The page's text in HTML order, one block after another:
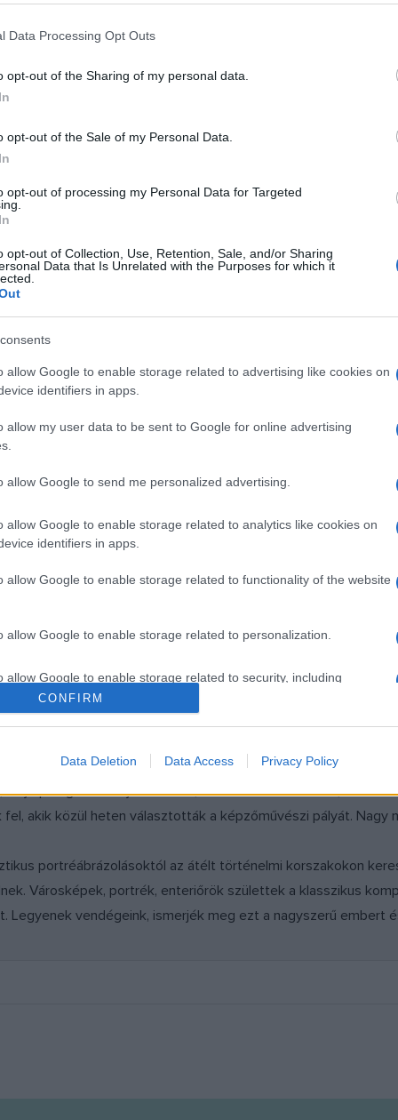
Data Processing Opt Outs
opt-out of the Sharing of my personal data.
opt-out of the Sale of my Personal Data.
opt-out of processing my Personal Data for Targeted
opt-out of Collection, Use, Retention, Sale, and/or Sharing
Data that Is Unrelated with the Purposes for which it
allow Google to enable storage related to advertising like cookies on
identifiers in apps.
allow my user data to be sent to Google for online advertising
allow Google to send me personalized advertising.
allow Google to enable storage related to analytics like cookies on
identifiers in apps.
allow Google to enable storage related to functionality of the website
allow Google to enable storage related to personalization.
allow Google to enable storage related to security, including
functionality and fraud prevention, and other user protection.
CONFIRM
Data Deletion Data Access Privacy Policy
részlegének élén olyan vezető áll
fontosnak tartja a művészet szerepét, jelenlétét és súlyát
szorul, és bemutatkozási lehetőséget kell neki adni. Ez
az állam, az arisztokrácia és később a nagyvállalatok és a
támogatásában a Bank Center igazgatója,
Breznay Pál, Balla Attila, Kentaur, Székács Zoltán, Nagy
Gál Gregorés az Abádszalóki Nemzetközi Művésztelep
kapcsolódtunk:
, fiatal francia festőművész
19 litográfiáját (a Cirkusz-sorozatból) és 34 szerigráfiáját (a
gyűjtemény került a falakra, amelynek aktualitását a
első feleségének,
a mostani kiállítás megszervezése. Régóta tervezzük,
amelynek családfőjét, a nemzetközileg elismert
a közönség elé tárni egy életmű-kiállítás kapcsán.
nagyvárosáig (Párizs, Lyon, Düsseldorf, Hannover, Köln,
és magángyűjteményeiben megtalálhatók alkotásai.
két világháborút, újabbnál újabb rendszerváltásokat,
van szó. Tipikus magyar értelmiségi sors az övé,Breznay
Egy szép Toulouse - Lautrec a Církusz - sorozatból
, majd pedig a családját. Kiderült, nemcsak mint művész, mint
akik közül heten választották a képzőművészi pályát. Nagy
portréábrázolásoktól az átélt történelmi korszakokon
Városképek, portrék, enteriőrök születtek a klasszikus
vendégeink, ismerjék meg ezt a nagyszerű embert